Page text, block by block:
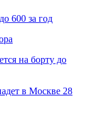
600 за год
на борту до
в Москве 28